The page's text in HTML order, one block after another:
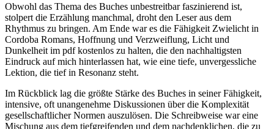
Obwohl das Thema des Buches unbestreitbar faszinierend ist,
stolpert die Erzählung manchmal, droht den Leser aus dem
Rhythmus zu bringen. Am Ende war es die Fähigkeit Zwielicht in
Cordoba Romans, Hoffnung und Verzweiflung, Licht und
Dunkelheit im pdf kostenlos zu halten, die den nachhaltigsten
Eindruck auf mich hinterlassen hat, wie eine tiefe, unvergessliche
Lektion, die tief in Resonanz steht.
Im Rückblick lag die größte Stärke des Buches in seiner Fähigkeit,
intensive, oft unangenehme Diskussionen über die Komplexität
gesellschaftlicher Normen auszulösen. Die Schreibweise war eine
Mischung aus dem tiefgreifenden und dem nachdenklichen, die zu